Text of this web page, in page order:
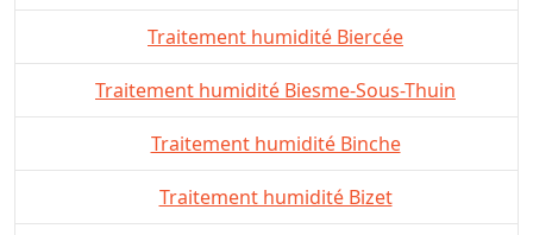
Traitement humidité Biercée
Traitement humidité Biesme-Sous-Thuin
Traitement humidité Binche
Traitement humidité Bizet